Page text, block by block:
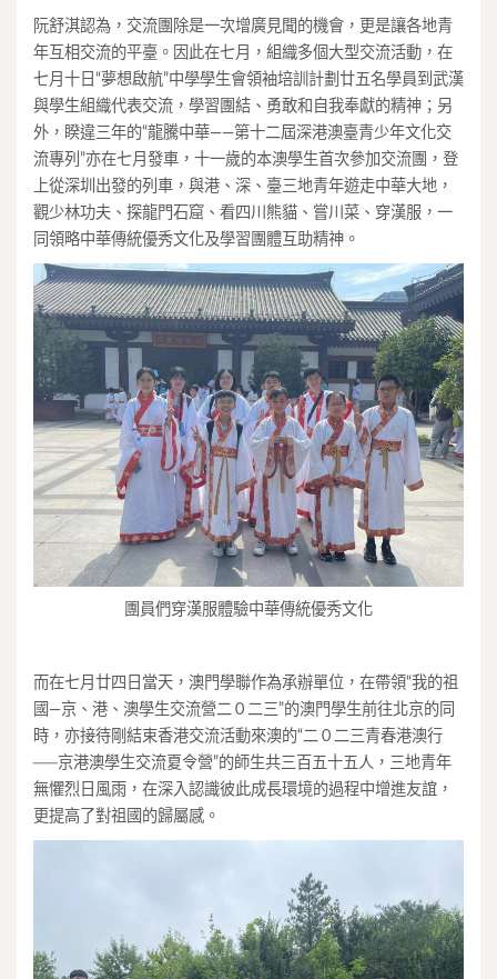
阮舒淇認為，交流團除是一次增廣見聞的機會，更是讓各地青
年互相交流的平臺。因此在七月，組織多個大型交流活動，在
七月十日“夢想啟航”中學學生會領袖培訓計劃廿五名學員到武漢
與學生組織代表交流，學習團結、勇敢和自我奉獻的精神；另
外，睽違三年的“龍騰中華——第十二屆深港澳臺青少年文化交
流專列”亦在七月發車，十一歲的本澳學生首次參加交流團，登
上從深圳出發的列車，與港、深、臺三地青年遊走中華大地，
觀少林功夫、探龍門石窟、看四川熊貓、嘗川菜、穿漢服，一
同領略中華傳統優秀文化及學習團體互助精神。
團員們穿漢服體驗中華傳統優秀文化
而在七月廿四日當天，澳門學聯作為承辦單位，在帶領“我的祖
國—京、港、澳學生交流營二０二三”的澳門學生前往北京的同
時，亦接待剛結束香港交流活動來澳的“二０二三青春港澳行
──京港澳學生交流夏令營”的師生共三百五十五人，三地青年
無懼烈日風雨，在深入認識彼此成長環境的過程中增進友誼，
更提高了對祖國的歸屬感。